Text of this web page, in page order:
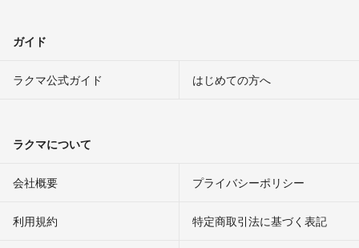
ガイド
ラクマ公式ガイド はじめての方へ
ラクマについて
会社概要 プライバシーポリシー
利用規約 特定商取引法に基づく表記